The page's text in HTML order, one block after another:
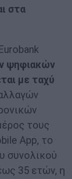
στα
ψηφιακών
με ταχύ
τους
App, το
συνολικού
35 ετών, η